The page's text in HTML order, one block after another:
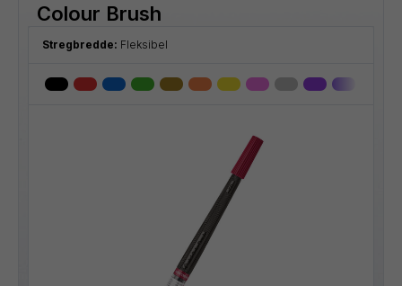
Colour Brush
Stregbredde: Fleksibel